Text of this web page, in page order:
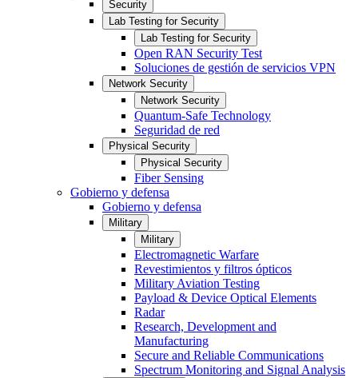
Security
Lab Testing for Security
Lab Testing for Security
Open RAN Security Test
Soluciones de gestión de servicios VPN
Network Security
Network Security
Quantum-Safe Technology
Seguridad de red
Physical Security
Physical Security
Fiber Sensing
Gobierno y defensa
Gobierno y defensa
Military
Military
Electromagnetic Warfare
Revestimientos y filtros ópticos
Military Aviation Testing
Payload & Device Optical Elements
Radar
Research, Development and
Manufacturing
Secure and Reliable Communications
Spectrum Monitoring and Signal Analysis